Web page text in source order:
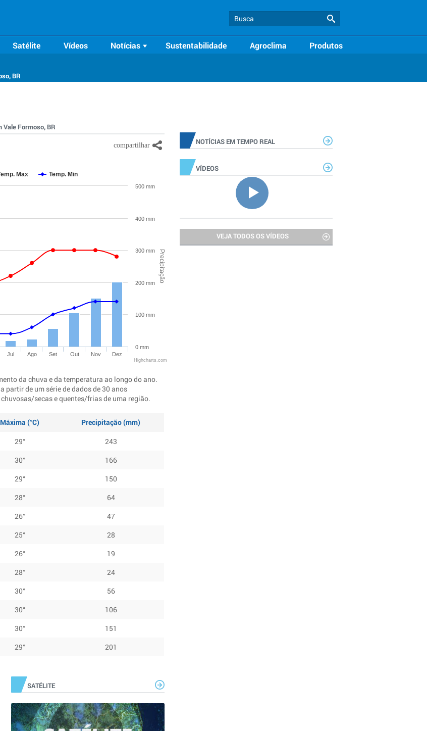
Satélite Vídeos Notícias Sustentabilidade Agroclima Produtos
BR
Formoso, BR
Precipitação
Max Temp. Min
Jul Ago Set Out Nov Dez
0 mm
100 mm
200 mm
300 mm
400 mm
500 mm
Highcharts.com
da chuva e da temperatura ao longo do ano.
de um série de dados de 30 anos
secas e quentes/frias de uma região.
Máxima (°C)
Precipitação (mm)
29°
243
30°
166
29°
150
28°
64
26°
47
25°
28
26°
19
28°
24
30°
56
30°
106
30°
151
29° 201
NOTÍCIAS EM TEMPO REAL
VÍDEOS
VEJA TODOS OS VÍDEOS
SATÉLITE